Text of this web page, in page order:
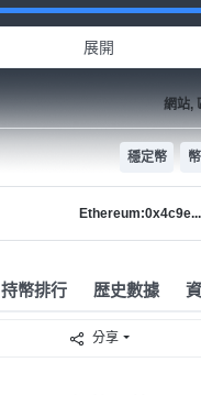
展開
網站,
穩定幣
Ethereum:
持幣排行 歴史數據
分享